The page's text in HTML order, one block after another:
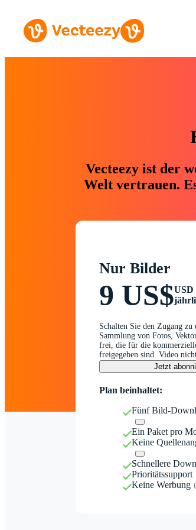
Vecteezy ist der
Welt vertrauen.
Nur Bilder
9 US$USD
Schalten Sie den Zugang zu
Sammlung von Fotos,
frei, die für die
freigegeben sind. Video
Jetzt
Plan beinhaltet:
Fünf Bild-
Ein Paket pro
Keine
Schnellere
Prioritätssupport
Keine Werbung